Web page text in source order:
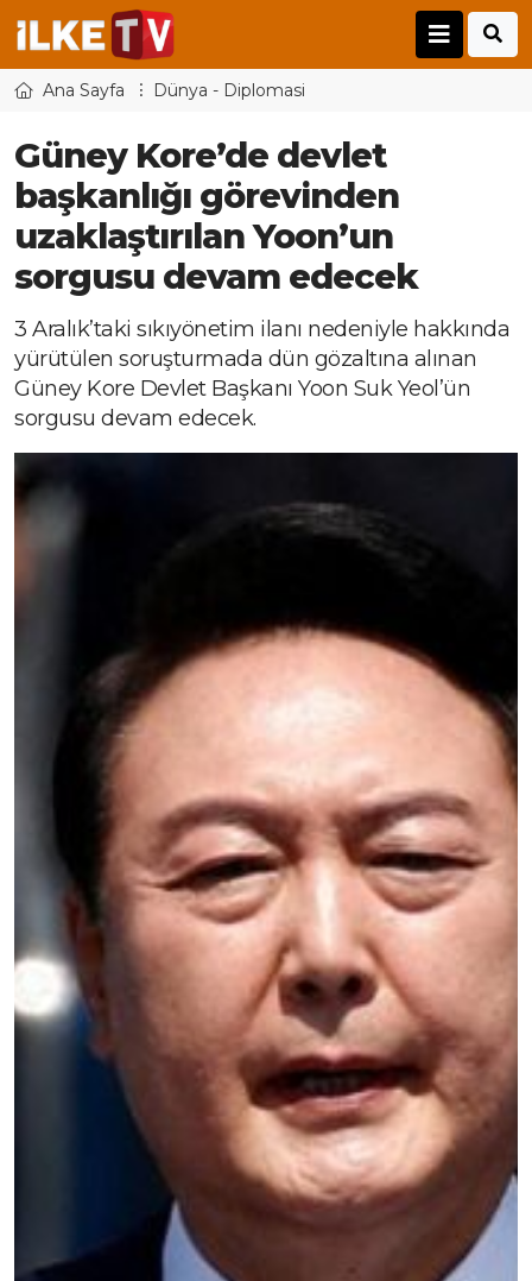
Ana Sayfa Dünya - Diplomasi
Güney Kore’de devlet
başkanlığı görevinden
uzaklaştırılan Yoon’un
sorgusu devam edecek
3 Aralık’taki sıkıyönetim ilanı nedeniyle hakkında
yürütülen soruşturmada dün gözaltına alınan
Güney Kore Devlet Başkanı Yoon Suk Yeol’ün
sorgusu devam edecek.